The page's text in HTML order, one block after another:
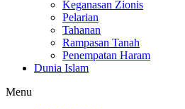
Keganasan Zionis
Pelarian
Tahanan
Rampasan Tanah
Penempatan Haram
Dunia Islam
Menu